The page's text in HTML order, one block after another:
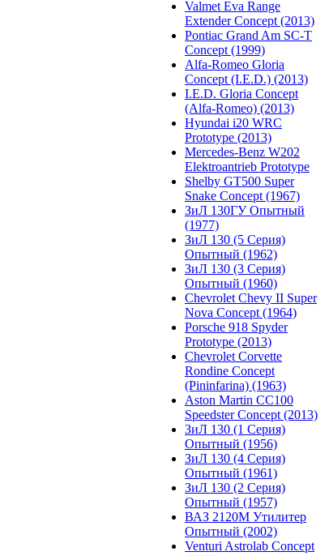
Valmet Eva Range
Extender Concept (2013)
Pontiac Grand Am SC-T
Concept (1999)
Alfa-Romeo Gloria
Concept (I.E.D.) (2013)
I.E.D. Gloria Concept
(Alfa-Romeo) (2013)
Hyundai i20 WRC
Prototype (2013)
Mercedes-Benz W202
Elektroantrieb Prototype
Shelby GT500 Super
Snake Concept (1967)
ЗиЛ 130ГУ Опытный
(1977)
ЗиЛ 130 (5 Серия)
Опытный (1962)
ЗиЛ 130 (3 Серия)
Опытный (1960)
Chevrolet Chevy II Super
Nova Concept (1964)
Porsche 918 Spyder
Prototype (2013)
Chevrolet Corvette
Rondine Concept
(Pininfarina) (1963)
Aston Martin CC100
Speedster Concept (2013)
ЗиЛ 130 (1 Серия)
Опытный (1956)
ЗиЛ 130 (4 Серия)
Опытный (1961)
ЗиЛ 130 (2 Серия)
Опытный (1957)
ВАЗ 2120М Утилитер
Опытный (2002)
Venturi Astrolab Concept